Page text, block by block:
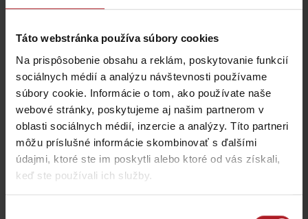
Táto webstránka používa súbory cookies
Na prispôsobenie obsahu a reklám, poskytovanie funkcií
sociálnych médií a analýzu návštevnosti používame
súbory cookie. Informácie o tom, ako používate naše
webové stránky, poskytujeme aj našim partnerom v
oblasti sociálnych médií, inzercie a analýzy. Títo partneri
môžu príslušné informácie skombinovať s ďalšími
údajmi, ktoré ste im poskytli alebo ktoré od vás získali,
keď ste používali ich služby.
Bonsai restaurant
Liptovský Mikuláš
Liptovský Mikuláš
Raňajky „U MŇA“
Liptovský Mikuláš
všetky miesta kde jesť a piť